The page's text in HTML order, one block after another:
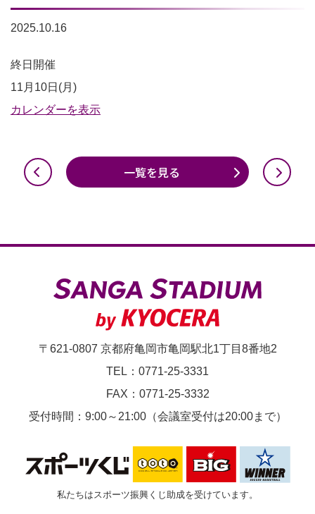
2025.10.16
西
側
駐
（南
終日開催
11月10日(月)
カレンダーを表示
一覧を見る
〒621-0807 京都府亀岡市亀岡駅北1丁目8番地2
TEL：0771-25-3331
FAX：0771-25-3332
受付時間：9:00～21:00（会議室受付は20:00まで）
私たちはスポーツ振興くじ助成を受けています。